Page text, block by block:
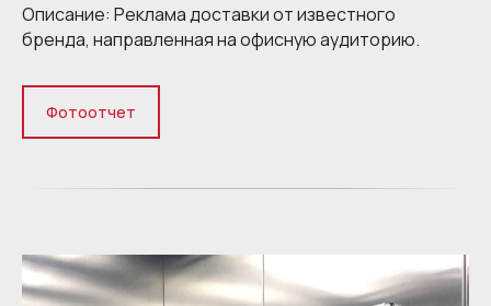
Описание: Реклама доставки от известного
бренда, направленная на офисную аудиторию.
Фотоотчет